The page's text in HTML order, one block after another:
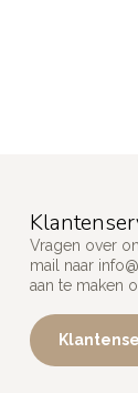
Vragen over
mail naar
aan te maken